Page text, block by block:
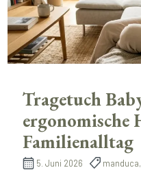
Tragetuch
ergonomische
Familienalltag
5. Juni 2026